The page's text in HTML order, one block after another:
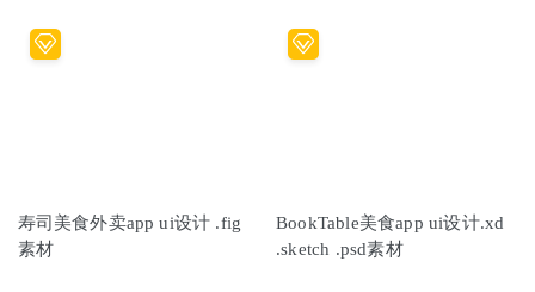
寿司美食外卖app ui设计 .fig
素材
BookTable美食app ui设计.xd
.sketch .psd素材